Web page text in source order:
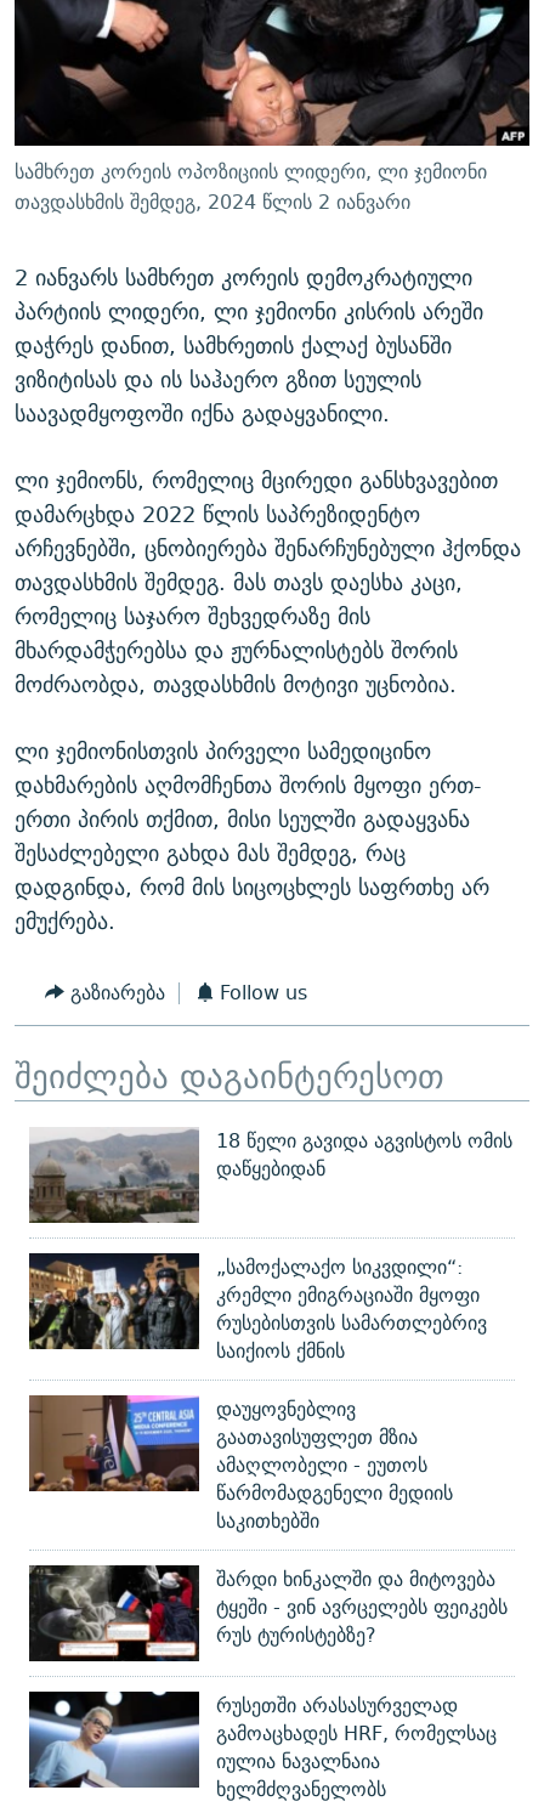
ᲛᲝᲚᲐᲞᲐᲠᲐᲙᲔ ᲢᲔᲥᲡᲢᲔᲑᲘ
ᲨᲘᲜ - ᲣᲪᲮᲝᲔᲗᲨᲘ
ᲚᲘᲢᲔᲠᲐᲢᲣᲠᲣᲚᲘ ᲬᲐᲮᲜᲐᲒᲔᲑᲘ
ᲐᲛᲔᲠᲘᲙᲣᲚᲘ ᲛᲝᲗᲮᲠᲝᲑᲐ
ᲘᲛᲞᲔᲠᲘᲐ ᲓᲐ ᲠᲐᲓᲘᲝ
ᲩᲔᲛᲘ ᲡᲘᲙᲕᲓᲘᲚᲘᲡ ᲛᲘᲖᲔᲖᲘᲐ COVID-19
11 ᲬᲔᲚᲘ - 11 ᲐᲛᲑᲐᲕᲘ
ᲡᲐᲞᲐᲠᲚᲐᲛᲔᲜᲢᲝ ᲐᲠᲩᲔᲕᲜᲔᲑᲘᲡ ᲘᲡᲢᲝᲠᲘᲐ
ᲑᲐᲕᲨᲕᲔᲑᲘ ᲞᲠᲝᲡᲢᲘᲢᲣᲪᲘᲐᲨᲘ - ᲐᲛᲝᲣᲗᲥᲛᲔᲚᲘ ᲐᲛᲑᲐᲕᲘ
5 ᲐᲛᲑᲐᲕᲘ - 20 ᲘᲕᲜᲘᲡᲡ ᲓᲐᲨᲐᲕᲔᲑᲣᲚᲔᲑᲘ
ПРИВЕТ ᲙᲣᲚᲢᲣᲠᲐ
ᲒᲐᲛᲝᲘᲬᲔᲠᲔ
რთე/რთ-ის ყველა საიტი
სამხრეთ კორეის ოპოზიციის ლიდერი, ლი ჯემიონი
თავდასხმის შემდეგ, 2024 წლის 2 იანვარი
2 იანვარს სამხრეთ კორეის დემოკრატიული
პარტიის ლიდერი, ლი ჯემიონი კისრის არეში
დაჭრეს დანით, სამხრეთის ქალაქ ბუსანში
ვიზიტისას და ის საჰაერო გზით სეულის
საავადმყოფოში იქნა გადაყვანილი.
ლი ჯემიონს, რომელიც მცირედი განსხვავებით
დამარცხდა 2022 წლის საპრეზიდენტო
არჩევნებში, ცნობიერება შენარჩუნებული ჰქონდა
თავდასხმის შემდეგ. მას თავს დაესხა კაცი,
რომელიც საჯარო შეხვედრაზე მის
მხარდამჭერებსა და ჟურნალისტებს შორის
მოძრაობდა, თავდასხმის მოტივი უცნობია.
ლი ჯემიონისთვის პირველი სამედიცინო
დახმარების აღმომჩენთა შორის მყოფი ერთ-
ერთი პირის თქმით, მისი სეულში გადაყვანა
შესაძლებელი გახდა მას შემდეგ, რაც
დადგინდა, რომ მის სიცოცხლეს საფრთხე არ
ემუქრება.
გაზიარება Follow us
შეიძლება დაგაინტერესოთ
18 წელი გავიდა აგვისტოს ომის
დაწყებიდან
„სამოქალაქო სიკვდილი“:
კრემლი ემიგრაციაში მყოფი
რუსებისთვის სამართლებრივ
საიქიოს ქმნის
დაუყოვნებლივ
გაათავისუფლეთ მზია
ამაღლობელი - ეუთოს
წარმომადგენელი მედიის
საკითხებში
შარდი ხინკალში და მიტოვება
ტყეში - ვინ ავრცელებს ფეიკებს
რუს ტურისტებზე?
რუსეთში არასასურველად
გამოაცხადეს HRF, რომელსაც
იულია ნავალნაია
ხელმძღვანელობს